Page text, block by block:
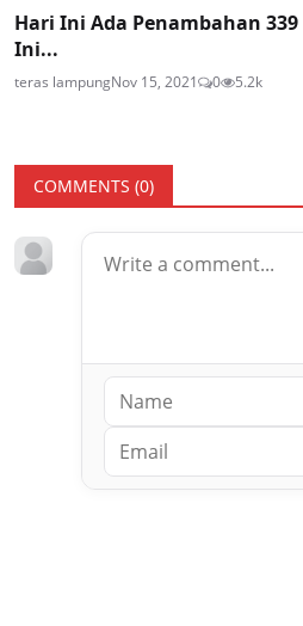
Hari Ini Ada Penambahan 339
Ini...
teras lampungNov 15, 2021 0 5.2k
COMMENTS (0)